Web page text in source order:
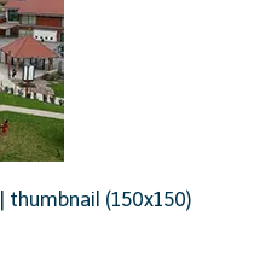
thumbnail (150x150)